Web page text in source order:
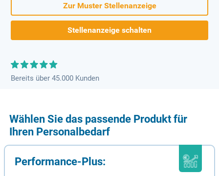
Zur Muster Stellenanzeige
Stellenanzeige schalten
Bereits über 45.000 Kunden
Wählen Sie das passende Produkt für
Ihren Personalbedarf
Performance-Plus: